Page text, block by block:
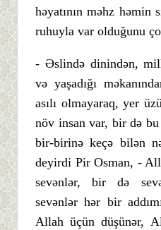
həyatının məhz həmin
ruhuyla var olduğunu
- Əslində dinindən,
və yaşadığı
asılı olmayaraq, yer
növ insan var, bir də
bir-birinə keçə bilən
deyirdi Pir Osman, -
sevənlər, bir də
sevənlər hər bir
Allah üçün düşünər,